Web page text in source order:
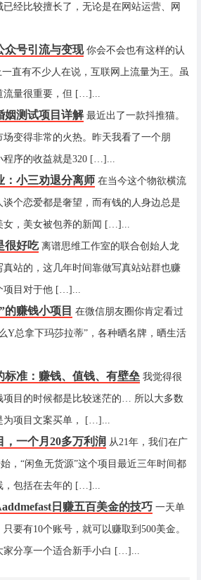
已经比较擅长了，无论是在网站运营、网
众号引流与变现 你会不会也有这样的认
直有不少人在说，互联网上流量为王。虽
流量很重要，但 […]...
姻测试项目详解 最近出了一款抖推猫。
变得非常的火热。昨天我看了一个朋
序的收益就是320 […]...
：小三劝退分离师 在当今这个物欲横流
谈个恋爱都是奢望，而有钱的人身边总是
女，美女被包养的新闻 […]...
很好吃 离谱思维工作室的联合创始人龙
站的，这几年时间靠做写真站站群也赚
项目对于他 […]...
的赚钱小项目 在微信朋友圈你肯定看过
Y总拿下玛莎拉蒂”，各种晒名牌，晒生活
标准：赚钱、值钱、有壁垒 我觉得很
项目的时候都是比较迷茫的… 所以大多数
为项目文案买单， […]...
一个月20多万利润 从21年，我们在广
，“闲鱼无货源”这个项目最近三年时间都
，包括在去年的 […]...
日赚五百美金的技巧 一天单
要有10个账号，就可以赚取到500美金。
家分享一个适合新手小白 […]...